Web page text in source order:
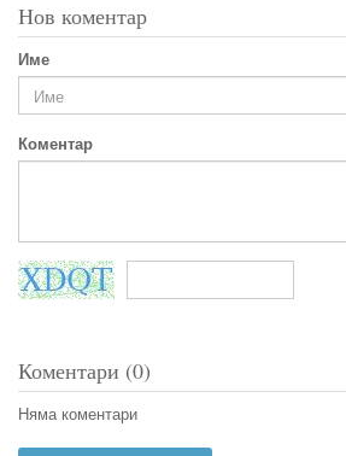
Нов коментар
Име
Коментар
Коментари (0)
Няма коментари